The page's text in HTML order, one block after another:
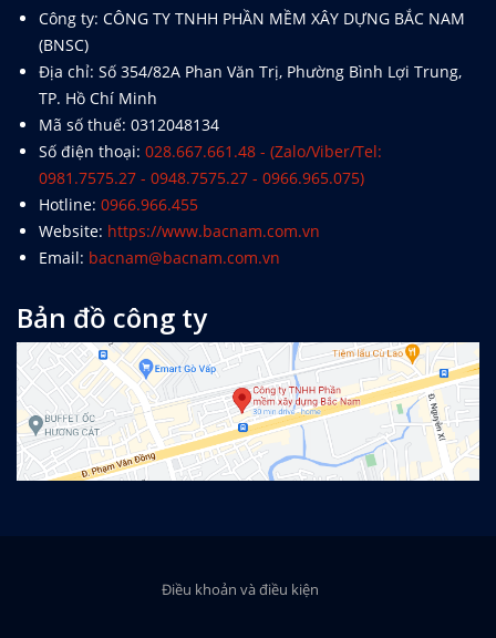
Công ty: CÔNG TY TNHH PHẦN MỀM XÂY DỰNG BẮC NAM
(BNSC)
Địa chỉ: Số 354/82A Phan Văn Trị, Phường Bình Lợi Trung,
TP. Hồ Chí Minh
Mã số thuế: 0312048134
Số điện thoại: 028.667.661.48 - (Zalo/Viber/Tel:
0981.7575.27 - 0948.7575.27 - 0966.965.075)
Hotline: 0966.966.455
Website: https://www.bacnam.com.vn
Email: bacnam@bacnam.com.vn
Bản đồ công ty
Điều khoản và điều kiện